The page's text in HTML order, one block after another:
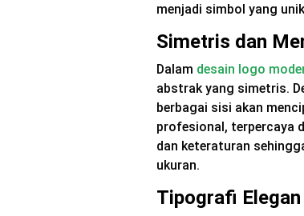
menjadi simbol yang
Simetris dan
Dalam desain logo
abstrak yang simetris.
berbagai sisi akan
profesional, terpercaya
dan keteraturan
ukuran.
Tipografi Elegan